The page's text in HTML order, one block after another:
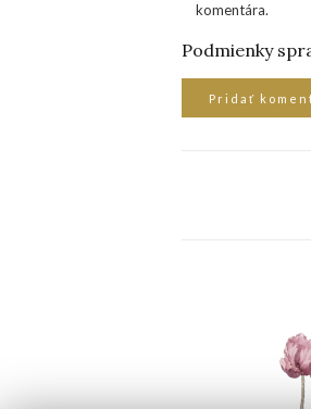
komentára.
Podmienky